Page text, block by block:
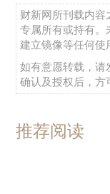
财新网所刊载内容
专属所有或持有。
建立镜像等任何使
如有意愿转载，请
确认及授权后，方
推荐阅读